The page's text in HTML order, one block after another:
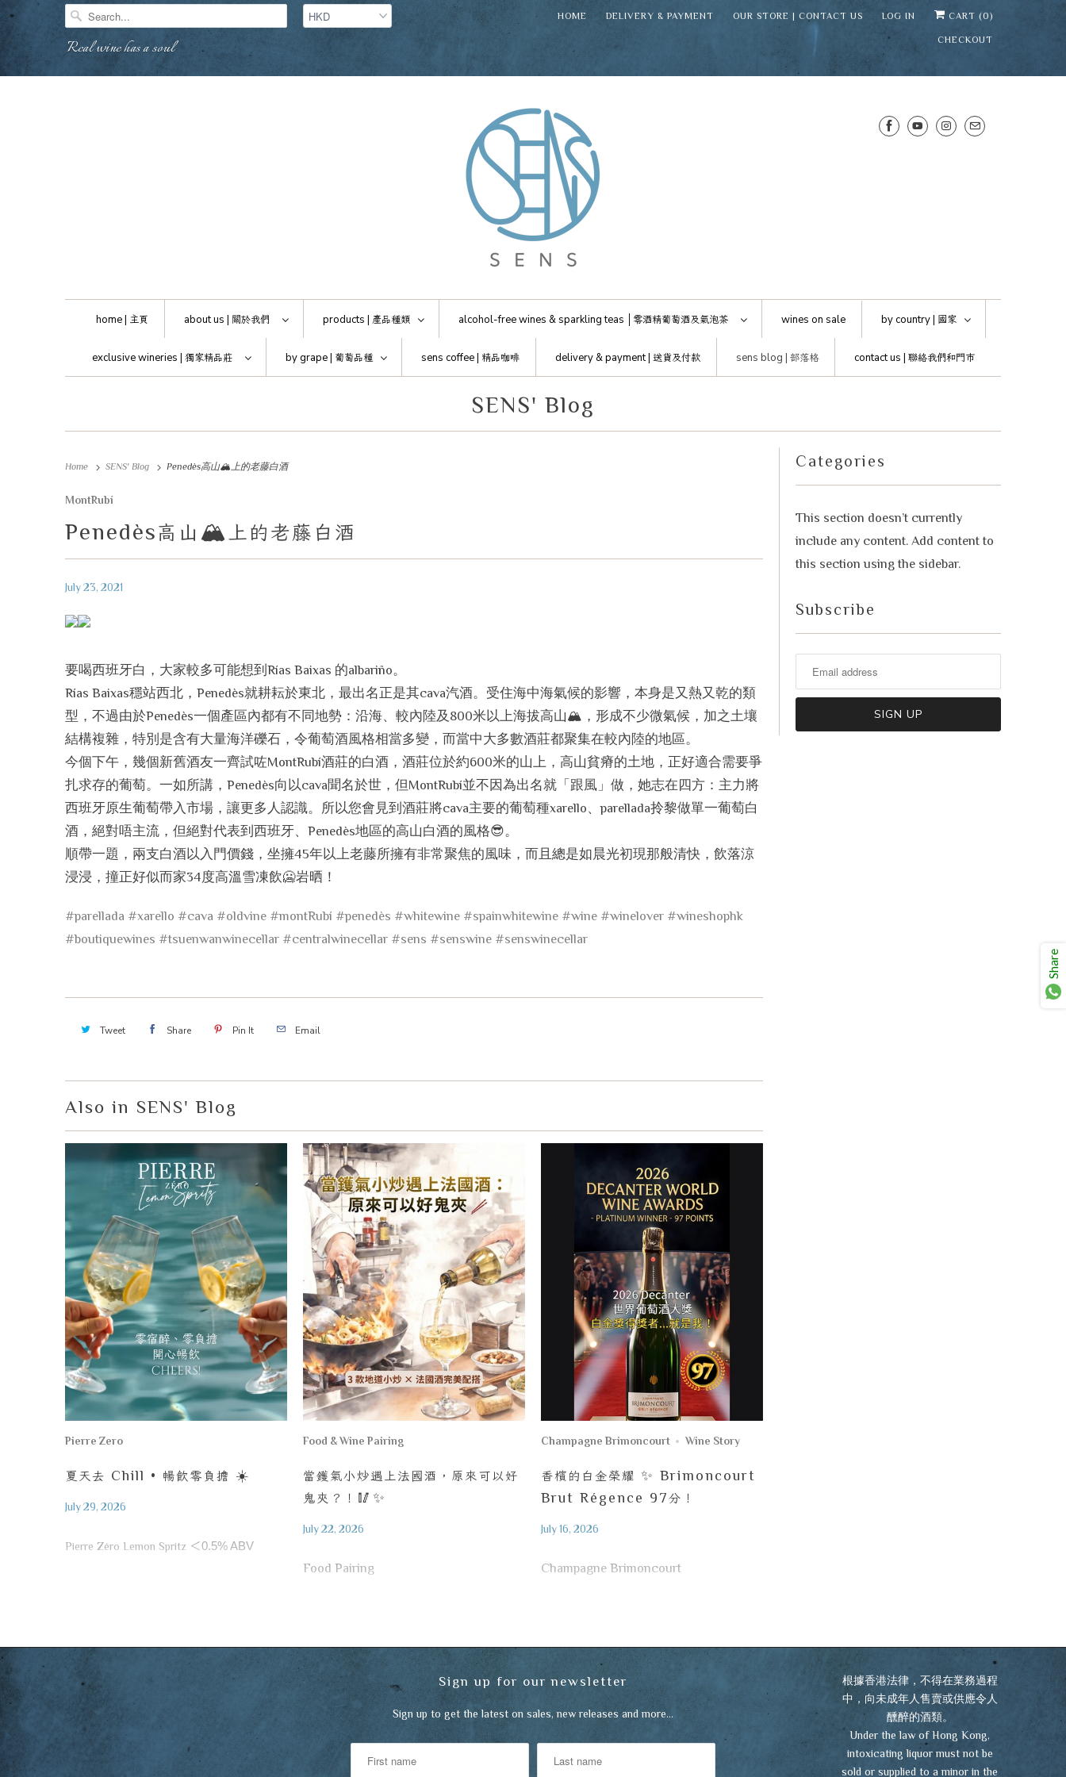
Real wine has a soul
HOME DELIVERY & PAYMENT OUR STORE | CONTACT US LOG IN CART (0)
CHECKOUT
home | 主頁 about us | 關於我們 products | 產品種類 alcohol-free wines & sparkling teas │ 零酒精葡萄酒及氣泡茶 wines on sale by country | 國家
exclusive wineries | 獨家精品莊 by grape | 葡萄品種 sens coffee | 精品咖啡 delivery & payment | 送貨及付款 sens blog | 部落格 contact us | 聯絡我們和門市
SENS' Blog
Home SENS' Blog Penedès高山🏔️上的老藤白酒
MontRubí
Penedès高山 🏔️上的老藤白酒
July 23, 2021
要喝西班牙白，大家較多可能想到Rías Baixas 的albariño。
Rías Baixas穩站西北，Penedès就耕耘於東北，最出名正是其cava汽酒。受住海中海氣候的影響，本身是又熱又乾的類
型，不過由於Penedès一個產區內都有不同地勢：沿海、較內陸及800米以上海拔高山🏔️，形成不少微氣候，加之土壤
結構複雜，特別是含有大量海洋礫石，令葡萄酒風格相當多變，而當中大多數酒莊都聚集在較內陸的地區。
今個下午，幾個新舊酒友一齊試咗MontRubí酒莊的白酒，酒莊位於約600米的山上，高山貧瘠的土地，正好適合需要爭
扎求存的葡萄。一如所講，Penedès向以cava聞名於世，但MontRubí並不因為出名就「跟風」做，她志在四方：主力將
西班牙原生葡萄帶入市場，讓更多人認識。所以您會見到酒莊將cava主要的葡萄種xarello、parellada拎黎做單一葡萄白
酒，絕對唔主流，但絕對代表到西班牙、Penedès地區的高山白酒的風格😎。
順帶一題，兩支白酒以入門價錢，坐擁45年以上老藤所擁有非常聚焦的風味，而且總是如晨光初現那般清快，飲落涼
浸浸，撞正好似而家34度高溫雪凍飲🥶岩晒！
#parellada #xarello #cava #oldvine #montRubí #penedès #whitewine #spainwhitewine #wine #winelover #wineshophk
#boutiquewines #tsuenwanwinecellar #centralwinecellar #sens #senswine #senswinecellar
Tweet Share Pin It Email
Also in SENS' Blog
Pierre Zero
夏天去 Chill • 暢飲零負擔 ☀️
July 29, 2026
Pierre Zéro Lemon Spritz ＜0.5% ABV
Food & Wine Pairing
當鑊氣小炒遇上法國酒，原來可以好
鬼夾？！ 🥢✨
July 22, 2026
Food Pairing
Champagne Brimoncourt Wine Story
香檳的白金榮耀 ✨ Brimoncourt
Brut Régence 97分！
July 16, 2026
Champagne Brimoncourt
Categories
This section doesn’t currently
include any content. Add content to
this section using the sidebar.
Subscribe
Sign up for our newsletter
Sign up to get the latest on sales, new releases and more…
根據香港法律，不得在業務過程
中，向未成年人售賣或供應令人
醺醉的酒類。
Under the law of Hong Kong,
intoxicating liquor must not be
sold or supplied to a minor in the
Mirai
advisor. Tell me what you're eating,
celebrating, or in the mood for, and I'll
Your message
+
Share